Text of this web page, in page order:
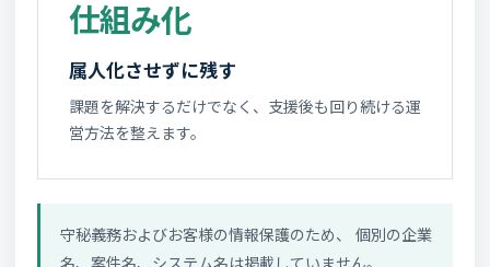
仕組み化
属人化させずに残す
課題を解決するだけでなく、支援後も回り続ける運
営方法を整えます。
守秘義務およびお客様の情報保護のため、 個別の企業
名、案件名、システム名は掲載していません。